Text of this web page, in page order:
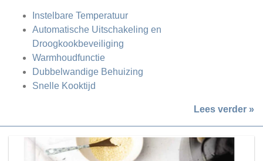
Instelbare Temperatuur
Automatische Uitschakeling en
Droogkookbeveiliging
Warmhoudfunctie
Dubbelwandige Behuizing
Snelle Kooktijd
Lees verder »